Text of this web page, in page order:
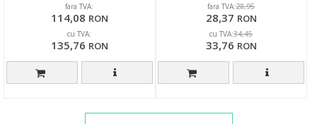
fara TVA:
114,08 RON
cu TVA:
135,76 RON
fara TVA:28,95
28,37 RON
cu TVA:34,45
33,76 RON